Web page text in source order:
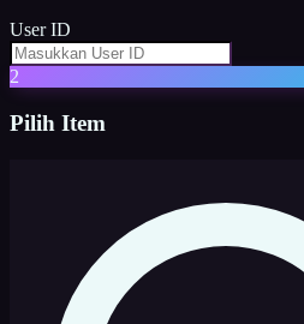
User ID
2
Pilih Item